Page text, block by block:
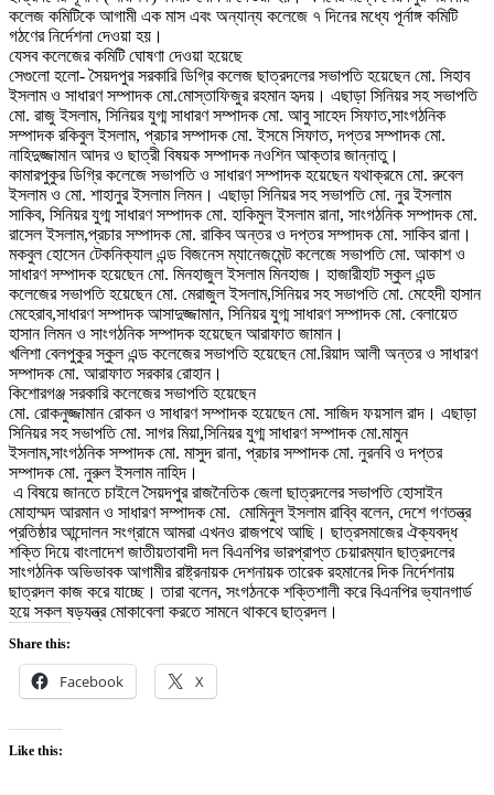
কলেজ কমিটিকে আগামী এক মাস এবং অন্যান্য কলেজে ৭ দিনের মধ্যে পূর্নাঙ্গ কমিটি
গঠণের নির্দেশনা দেওয়া হয়।
যেসব কলেজের কমিটি ঘোষণা দেওয়া হয়েছে
সেগুলো হলো- সৈয়দপুর সরকারি ডিগ্রি কলেজ ছাত্রদলের সভাপতি হয়েছেন মো. সিহাব
ইসলাম ও সাধারণ সম্পাদক মো.মোস্তাফিজুর রহমান হৃদয়। এছাড়া সিনিয়র সহ সভাপতি
মো. রাজু ইসলাম, সিনিয়র যুগ্ম সাধারণ সম্পাদক মো. আবু সাহেদ সিফাত,সাংগঠনিক
সম্পাদক রকিবুল ইসলাম, প্রচার সম্পাদক মো. ইসমে সিফাত, দপ্তর সম্পাদক মো.
নাহিদুজ্জামান আদর ও ছাত্রী বিষয়ক সম্পাদক নওশিন আক্তার জান্নাতু।
কামারপুকুর ডিগ্রি কলেজে সভাপতি ও সাধারণ সম্পাদক হয়েছেন যথাক্রমে মো. রুবেল
ইসলাম ও মো. শাহানুর ইসলাম লিমন। এছাড়া সিনিয়র সহ সভাপতি মো. নুর ইসলাম
সাকিব, সিনিয়র যুগ্ম সাধারণ সম্পাদক মো. হাকিমুল ইসলাম রানা, সাংগঠনিক সম্পাদক মো.
রাসেল ইসলাম,প্রচার সম্পাদক মো. রাকিব অন্তর ও দপ্তর সম্পাদক মো. সাকিব রানা।
মকবুল হোসেন টেকনিক্যাল এন্ড বিজনেস ম্যানেজমেন্ট কলেজে সভাপতি মো. আকাশ ও
সাধারণ সম্পাদক হয়েছেন মো. মিনহাজুল ইসলাম মিনহাজ। হাজারীহাট স্কুল এন্ড
কলেজের সভাপতি হয়েছেন মো. মেরাজুল ইসলাম,সিনিয়র সহ সভাপতি মো. মেহেদী হাসান
মেহেরাব,সাধারণ সম্পাদক আসাদুজ্জামান, সিনিয়র যুগ্ম সাধারণ সম্পাদক মো. বেলায়েত
হাসান লিমন ও সাংগঠনিক সম্পাদক হয়েছেন আরাফাত জামান।
খলিশা বেলপুকুর স্কুল এন্ড কলেজের সভাপতি হয়েছেন মো.রিয়াদ আলী অন্তর ও সাধারণ
সম্পাদক মো. আরাফাত সরকার রোহান।
কিশোরগঞ্জ সরকারি কলেজের সভাপতি হয়েছেন
মো. রোকনুজ্জামান রোকন ও সাধারণ সম্পাদক হয়েছেন মো. সাজিদ ফয়সাল রাদ। এছাড়া
সিনিয়র সহ সভাপতি মো. সাগর মিয়া,সিনিয়র যুগ্ম সাধারণ সম্পাদক মো.মামুন
ইসলাম,সাংগঠনিক সম্পাদক মো. মাসুদ রানা, প্রচার সম্পাদক মো. নুরনবি ও দপ্তর
সম্পাদক মো. নুরুল ইসলাম নাহিদ।
এ বিষয়ে জানতে চাইলে সৈয়দপুর রাজনৈতিক জেলা ছাত্রদলের সভাপতি হোসাইন
মোহাম্মদ আরমান ও সাধারণ সম্পাদক মো. মোমিনুল ইসলাম রাব্বি বলেন, দেশে গণতন্ত্র
প্রতিষ্ঠার আন্দোলন সংগ্রামে আমরা এখনও রাজপথে আছি। ছাত্রসমাজের ঐক্যবদ্ধ
শক্তি দিয়ে বাংলাদেশ জাতীয়তাবাদী দল বিএনপির ভারপ্রাপ্ত চেয়ারম্যান ছাত্রদলের
সাংগঠনিক অভিভাবক আগামীর রাষ্ট্রনায়ক দেশনায়ক তারেক রহমানের দিক নির্দেশনায়
ছাত্রদল কাজ করে যাচ্ছে। তারা বলেন, সংগঠনকে শক্তিশালী করে বিএনপির ভ্যানগার্ড
হয়ে সকল ষড়যন্ত্র মোকাবেলা করতে সামনে থাকবে ছাত্রদল।
Share this:
Facebook X
Like this: